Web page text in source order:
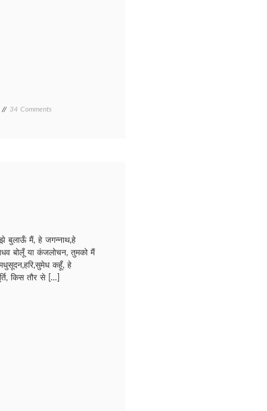
34 Comments
बुलाऊँ मैं, हे जगन्नाथ,हे
बोलूँ या कंजलोचन, तुमको मैं
कहूँ, हे
किस तौर से […]